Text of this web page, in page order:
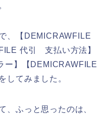
、【DEMICRAWFILE
代引 支払い方法】
ー】【DEMICRAWFILE
てみました。
、ふっと思ったのは、